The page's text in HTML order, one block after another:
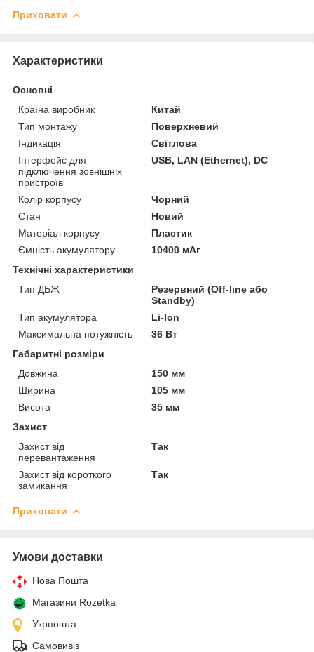
Приховати
Характеристики
Основні
Країна виробник
Китай
Тип монтажу
Поверхневий
Індикація
Світлова
Інтерфейс для
підключення зовнішніх
пристроїв
USB, LAN (Ethernet), DC
Колір корпусу
Чорний
Стан
Новий
Матеріал корпусу
Пластик
Ємність акумулятору
10400 мАг
Технічні характеристики
Тип ДБЖ
Резервний (Off-line або
Standby)
Тип акумулятора
Li-Ion
Максимальна потужність
36 Вт
Габаритні розміри
Довжина
150 мм
Ширина
105 мм
Висота
35 мм
Захист
Захист від
перевантаження
Так
Захист від короткого
замикання
Так
Приховати
Умови доставки
Нова Пошта
Магазини Rozetka
Укрпошта
Самовивіз